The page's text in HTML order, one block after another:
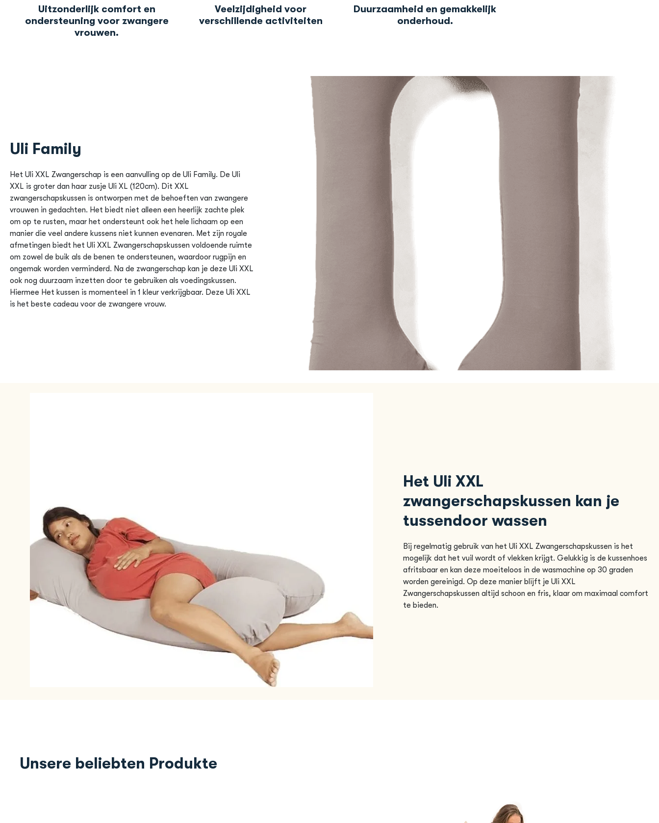
Uitzonderlijk comfort en
ondersteuning voor zwangere
vrouwen.
Veelzijdigheid voor
verschillende activiteiten
Duurzaamheid en gemakkelijk
onderhoud.
Uli Family
Het Uli XXL Zwangerschap is een aanvulling op de Uli Family. De Uli
XXL is groter dan haar zusje Uli XL (120cm). Dit XXL
zwangerschapskussen is ontworpen met de behoeften van zwangere
vrouwen in gedachten. Het biedt niet alleen een heerlijk zachte plek
om op te rusten, maar het ondersteunt ook het hele lichaam op een
manier die veel andere kussens niet kunnen evenaren. Met zijn royale
afmetingen biedt het Uli XXL Zwangerschapskussen voldoende ruimte
om zowel de buik als de benen te ondersteunen, waardoor rugpijn en
ongemak worden verminderd. Na de zwangerschap kan je deze Uli XXL
ook nog duurzaam inzetten door te gebruiken als voedingskussen.
Hiermee Het kussen is momenteel in 1 kleur verkrijgbaar. Deze Uli XXL
is het beste cadeau voor de zwangere vrouw.
Het Uli XXL
zwangerschapskussen kan je
tussendoor wassen
Bij regelmatig gebruik van het Uli XXL Zwangerschapskussen is het
mogelijk dat het vuil wordt of vlekken krijgt. Gelukkig is de kussenhoes
afritsbaar en kan deze moeiteloos in de wasmachine op 30 graden
worden gereinigd. Op deze manier blijft je Uli XXL
Zwangerschapskussen altijd schoon en fris, klaar om maximaal comfort
te bieden.
Unsere beliebten Produkte